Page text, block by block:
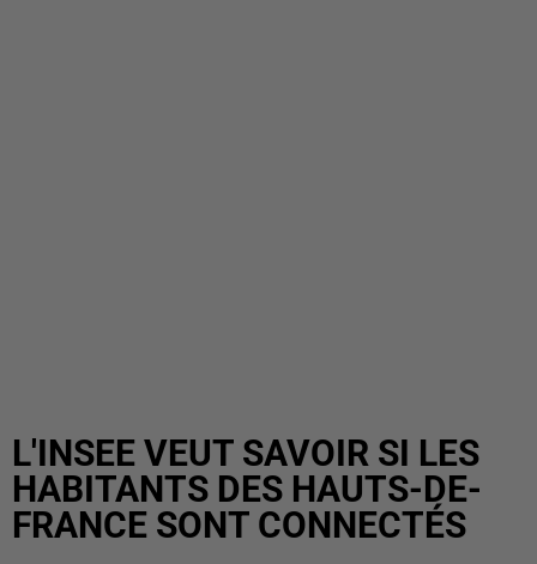
L'INSEE VEUT SAVOIR SI LES
HABITANTS DES HAUTS-DE-
FRANCE SONT CONNECTÉS